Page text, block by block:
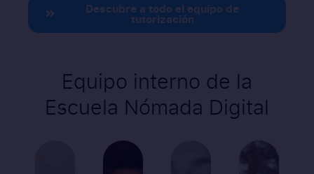
Descubre a todo el equipo de
tutorización
Equipo interno de la
Escuela Nómada Digital